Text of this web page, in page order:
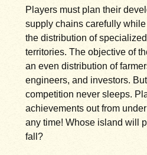
Players must plan their
supply chains carefully
the distribution of
territories. The objective of
an even distribution of
engineers, and investors.
competition never sleeps.
achievements out from
any time! Whose island will
fall?